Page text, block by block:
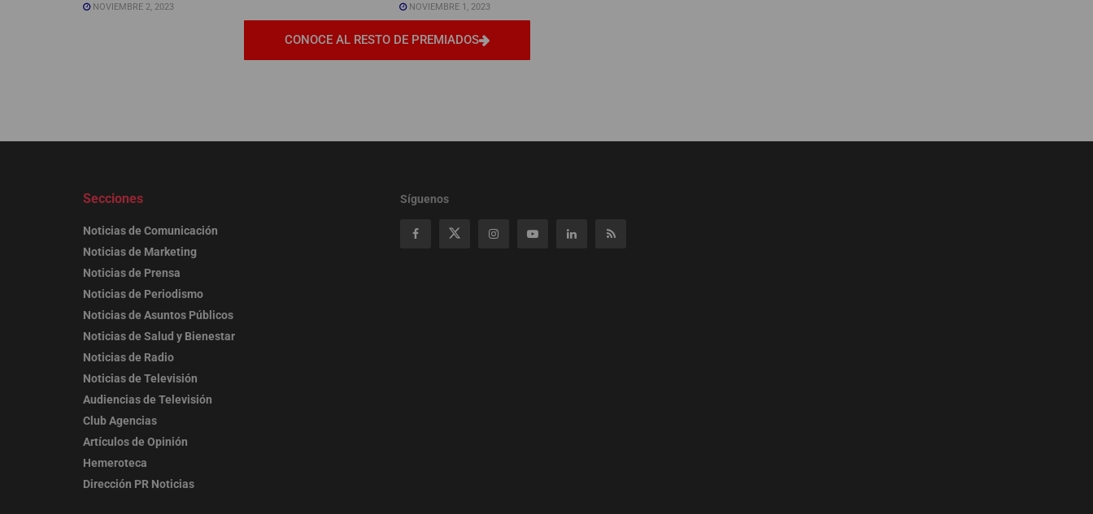
NOVIEMBRE 2, 2023 NOVIEMBRE 1, 2023
CONOCE AL RESTO DE PREMIADOS
Secciones
Noticias de Comunicación
Noticias de Marketing
Noticias de Prensa
Noticias de Periodismo
Noticias de Asuntos Públicos
Noticias de Salud y Bienestar
Noticias de Radio
Noticias de Televisión
Audiencias de Televisión
Club Agencias
Artículos de Opinión
Hemeroteca
Dirección PR Noticias
Síguenos